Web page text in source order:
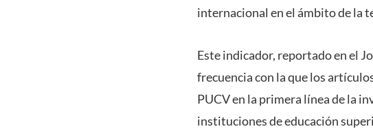
internacional en el ámbito de la
Este indicador, reportado en el
frecuencia con la que los
PUCV en la primera línea de la
instituciones de educación